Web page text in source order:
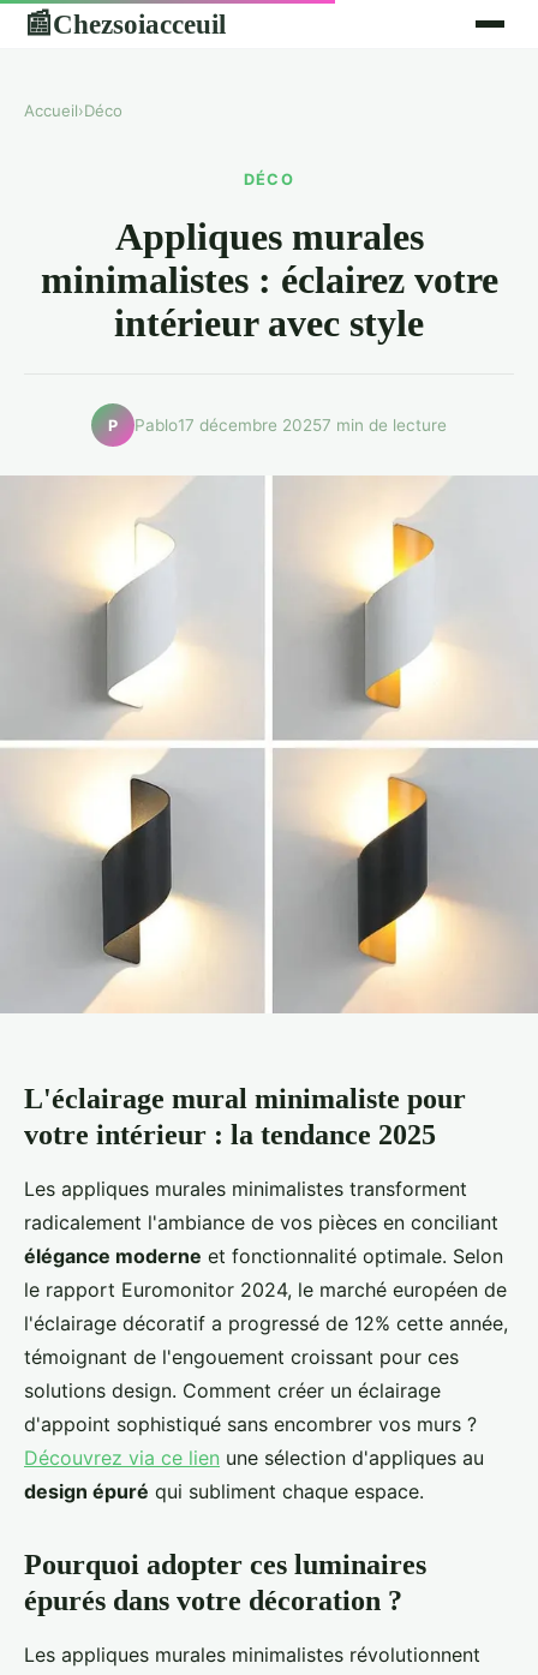
📰Chezsoiacceuil
Accueil›Déco
DÉCO
Appliques murales
minimalistes : éclairez votre
intérieur avec style
P Pablo17 décembre 20257 min de lecture
L'éclairage mural minimaliste pour
votre intérieur : la tendance 2025
Les appliques murales minimalistes transforment
radicalement l'ambiance de vos pièces en conciliant
élégance moderne et fonctionnalité optimale. Selon
le rapport Euromonitor 2024, le marché européen de
l'éclairage décoratif a progressé de 12% cette année,
témoignant de l'engouement croissant pour ces
solutions design. Comment créer un éclairage
d'appoint sophistiqué sans encombrer vos murs ?
Découvrez via ce lien une sélection d'appliques au
design épuré qui subliment chaque espace.
Pourquoi adopter ces luminaires
épurés dans votre décoration ?
Les appliques murales minimalistes révolutionnent